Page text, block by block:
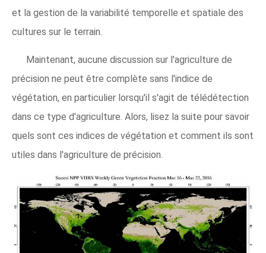
et la gestion de la variabilité temporelle et spatiale des
cultures sur le terrain.
Maintenant, aucune discussion sur l'agriculture de
précision ne peut être complète sans l'indice de
végétation, en particulier lorsqu'il s'agit de télédétection
dans ce type d'agriculture. Alors, lisez la suite pour savoir
quels sont ces indices de végétation et comment ils sont
utiles dans l'agriculture de précision.